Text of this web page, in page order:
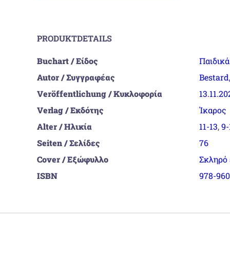
PRODUKTDETAILS
Buchart / Είδος
Autor / Συγγραφέας
Veröffentlichung / Κυκλοφορία
Verlag / Εκδότης
Ίκαρος
Alter / Ηλικία
11-13,9-
Seiten / Σελίδες
76
Cover / Εξώφυλλο
ISBN
978-